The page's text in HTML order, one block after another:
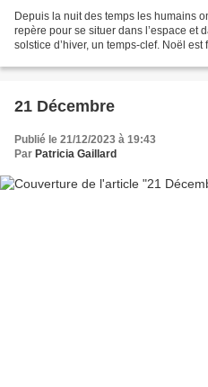
Depuis la nuit des temps les humains
repère pour se situer dans l’espace et
solstice d’hiver, un temps-clef. Noël
21 Décembre
Publié le 21/12/2023 à 19:43
Par Patricia Gaillard